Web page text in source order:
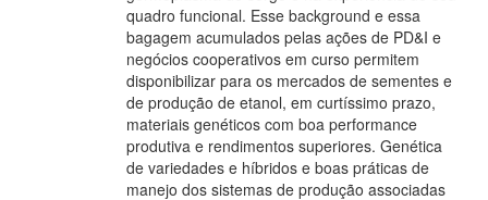
quadro funcional. Esse background e essa
bagagem acumulados pelas ações de PD&I e
negócios cooperativos em curso permitem
disponibilizar para os mercados de sementes e
de produção de etanol, em curtíssimo prazo,
materiais genéticos com boa performance
produtiva e rendimentos superiores. Genética
de variedades e híbridos e boas práticas de
manejo dos sistemas de produção associadas